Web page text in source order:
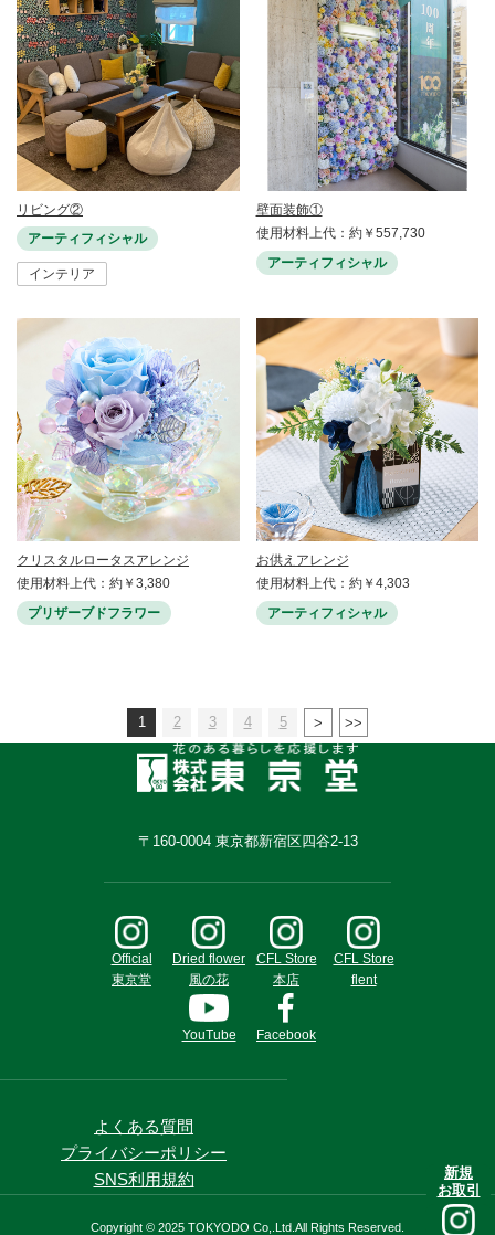
リビング②
アーティフィシャル
インテリア
壁面装飾①
使用材料上代：約￥557,730
アーティフィシャル
クリスタルロータスアレンジ
使用材料上代：約￥3,380
プリザーブドフラワー
お供えアレンジ
使用材料上代：約￥4,303
アーティフィシャル
1 2 3 4 5
新規
お取引
〒160-0004 東京都新宿区四谷2-13
Copyright © 2025 TOKYODO Co,.Ltd.All Rights Reserved.
Official
東京堂
Dried flower
風の花
CFL Store
本店
CFL Store
flent
YouTube Facebook
よくある質問
プライバシーポリシー
SNS利用規約